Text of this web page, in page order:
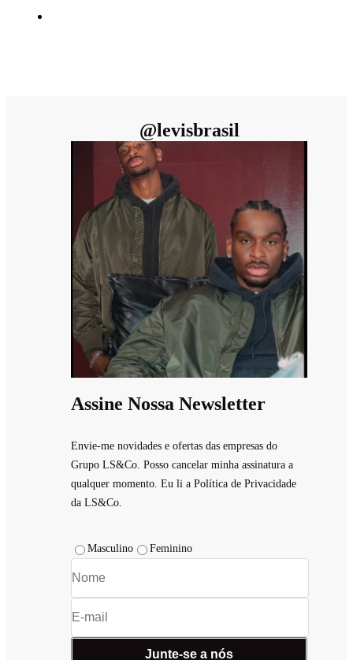
@levisbrasil
Assine Nossa Newsletter
Envie-me novidades e ofertas das empresas do
Grupo LS&Co. Posso cancelar minha assinatura a
qualquer momento. Eu li a Política de Privacidade
da LS&Co.
Masculino Feminino
Junte-se a nós